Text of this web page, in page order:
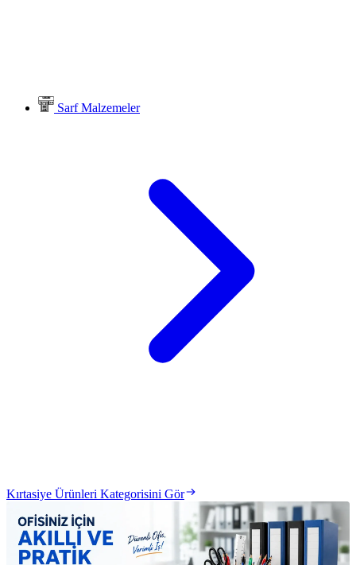
Sarf Malzemeler
Kırtasiye Ürünleri Kategorisini Gör